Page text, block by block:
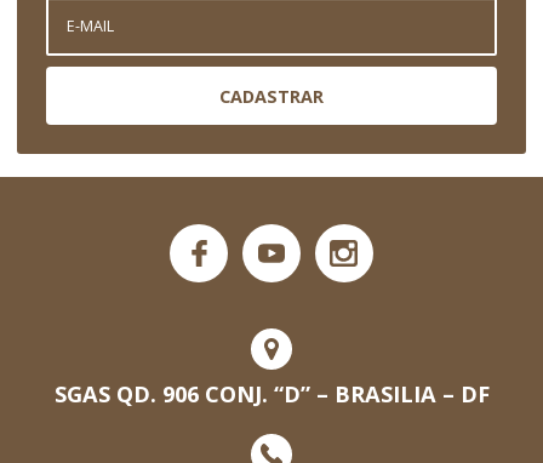
CADASTRAR
SGAS QD. 906 CONJ. “D” – BRASILIA – DF